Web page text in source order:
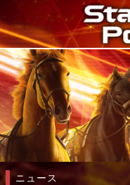
ニュース